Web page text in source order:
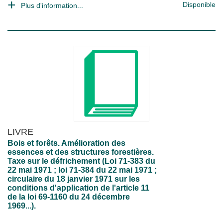
Plus d'information... Disponible
LIVRE
Bois et forêts. Amélioration des
essences et des structures forestières.
Taxe sur le défrichement (Loi 71-383 du
22 mai 1971 ; loi 71-384 du 22 mai 1971 ;
circulaire du 18 janvier 1971 sur les
conditions d'application de l'article 11
de la loi 69-1160 du 24 décembre
1969...).